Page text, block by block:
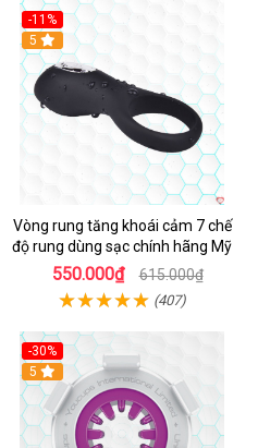
-11%
5
Vòng rung tăng khoái cảm 7 chế
độ rung dùng sạc chính hãng Mỹ
550.000₫ 615.000₫
(407)
-30%
5